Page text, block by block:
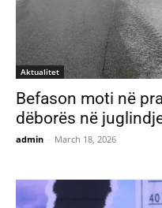
Aktualitet
Befason moti në
dëborës në
admin - March 18, 2026